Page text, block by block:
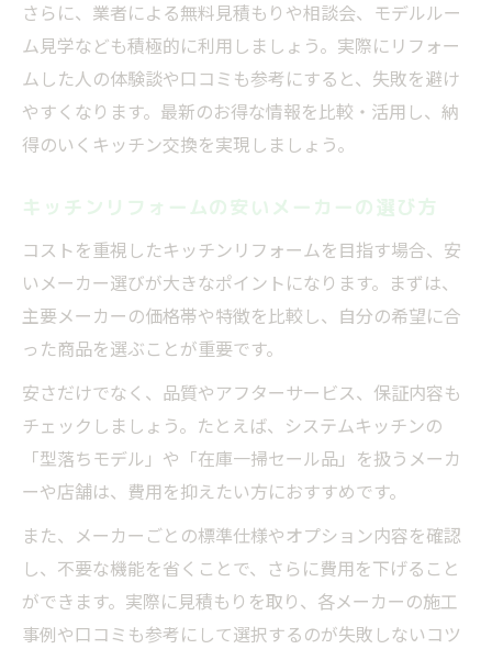
な情報
お得な情報で比較する型落ち品と新品の違
工事費込みで型落ち品をお得に交換する方
型落ちキッチン選びで失敗しないお得な情
報
知って得する補助金活用術まとめ
お得な情報で補助金を最大限活用する方法
キッチン交換時の補助金申請お得な情報
補助金制度を活かすためのお得な情報収集
術
補助金とお得な情報の併用で費用を抑える
補助金対象になるリフォームの条件とお得
な情報
さらに、業者による無料見積もりや相談会、モデルルー
ム見学なども積極的に利用しましょう。実際にリフォー
ムした人の体験談や口コミも参考にすると、失敗を避け
やすくなります。最新のお得な情報を比較・活用し、納
得のいくキッチン交換を実現しましょう。
キッチンリフォームの安いメーカーの選び方
コストを重視したキッチンリフォームを目指す場合、安
いメーカー選びが大きなポイントになります。まずは、
主要メーカーの価格帯や特徴を比較し、自分の希望に合
った商品を選ぶことが重要です。
安さだけでなく、品質やアフターサービス、保証内容も
チェックしましょう。たとえば、システムキッチンの
「型落ちモデル」や「在庫一掃セール品」を扱うメーカ
ーや店舗は、費用を抑えたい方におすすめです。
また、メーカーごとの標準仕様やオプション内容を確認
し、不要な機能を省くことで、さらに費用を下げること
ができます。実際に見積もりを取り、各メーカーの施工
事例や口コミも参考にして選択するのが失敗しないコツ